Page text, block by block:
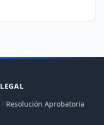
LEGAL
Resolución Aprobatoria